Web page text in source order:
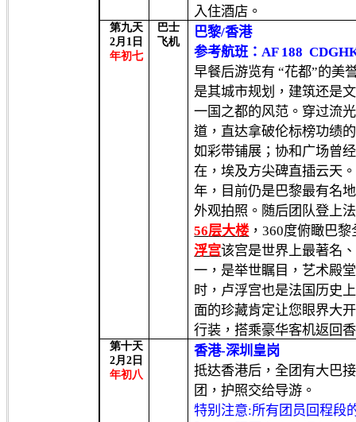
入住酒店。
第九天
2月 1日
年初七
巴士
飞机
巴黎/香港
参考航班：AF 188
早餐后游览有 “花都”的美
是其城市规划，建筑还是
一国之都的风范。穿过流
道，直达拿破伦标榜功绩
如彩带铺展；协和广场曾
在，埃及方尖碑直插云天
年，目前仍是巴黎最有名
外观拍照。随后团队登上
56层大楼，360度俯瞰巴黎
浮宫该宫是世界上最著名
一，是举世瞩目，艺术殿
时，卢浮宫也是法国历史
面的珍藏肯定让您眼界大
行装，搭乘豪华客机返回
第十天
2月 2日
年初八
香港-深圳皇岗
抵达香港后，全团有大巴
团，护照交给导游。
特别注意:所有团员回程段